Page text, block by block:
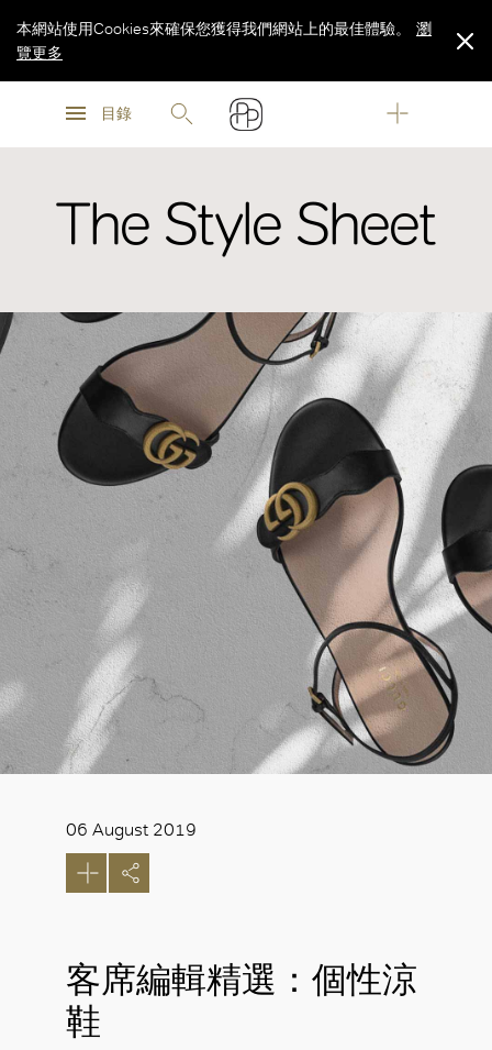
瀏
目錄
本網站使用Cookies來確保您獲得我們網站上的最佳體驗。
瀏
覽更多
The Style Sheet
06 August 2019
客席編輯精選：個性涼
鞋